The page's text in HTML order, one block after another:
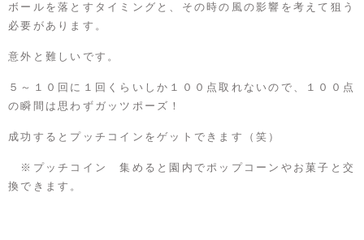
ボールを落とすタイミングと、その時の風の影響を考えて狙う
必要があります。
意外と難しいです。
５～１０回に１回くらいしか１００点取れないので、１００点
の瞬間は思わずガッツポーズ！
成功するとプッチコインをゲットできます（笑）
※プッチコイン 集めると園内でポップコーンやお菓子と交
換できます。